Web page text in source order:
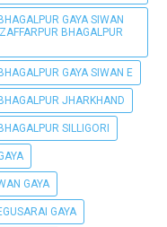
GAYA SIWAN
BHAGALPUR
GAYA SIWAN E
JHARKHAND
SILLIGORI
GAYA
GAYA